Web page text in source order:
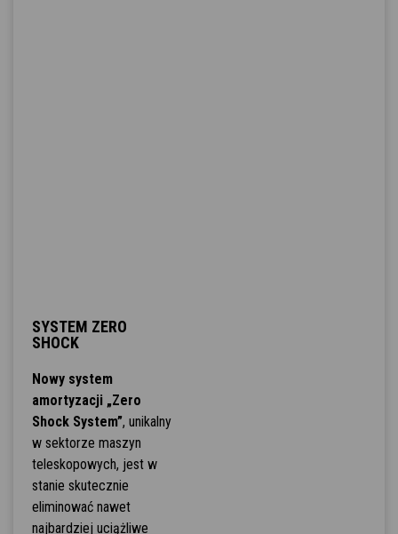
SYSTEM ZERO
SHOCK
Nowy system
amortyzacji „Zero
Shock System”, unikalny
w sektorze maszyn
teleskopowych, jest w
stanie skutecznie
eliminować nawet
najbardziej uciążliwe